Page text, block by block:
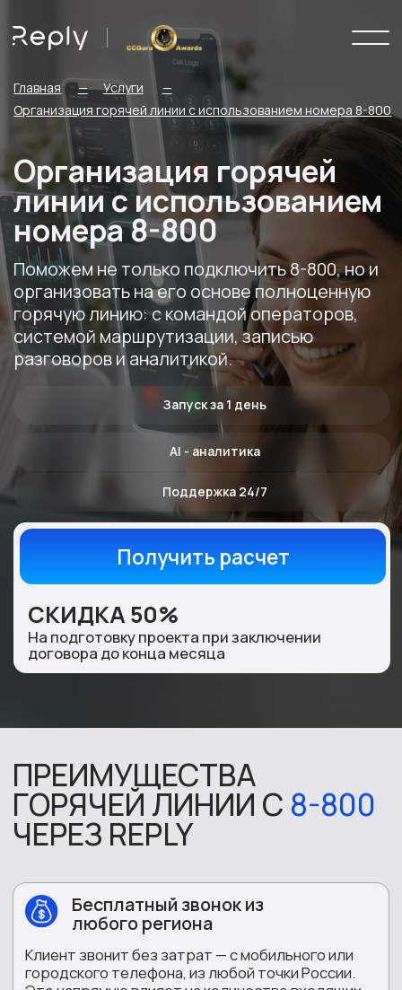
СКИДКА 50%
На подготовку проекта при заключении
Получить расчет
AI - аналитика
Запуск за 1 день
Поддержка 24/7
Поможем не только подключить 8-800, но и
организовать на его основе полноценную
горячую линию: с командой операторов,
системой маршрутизации, записью
разговоров и аналитикой.
Организация горячей
линии с использованием
номера 8-800
Организация горячей линии с использованием номера 8-800
ПРЕИМУЩЕСТВА
ГОРЯЧЕЙ ЛИНИИ С8-800
В периоды высокой нагрузки — акции, сезонный
спрос, рекламные кампании — количество
операторов увеличивается. В спокойное время
сокращается. Заказчик не переплачивает за
простой и не теряет звонки в пиковые моменты.
Масштабируемость
Reply располагает готовой инфраструктурой и
командой, что позволяет запустить горячую
линию в короткие сроки — без длительного
периода подготовки со стороны заказчика.
Быстрый запуск
Бесплатный звонок из
любого региона